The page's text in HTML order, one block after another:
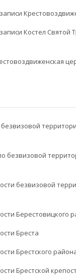
Костел Святой
безвизовой
безвизовой
Берестовицкого
Бреста
Брестского
Брестской